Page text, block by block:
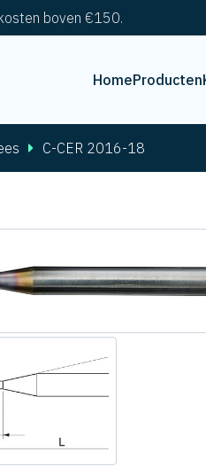
boven €150.
HomeProducten
C-CER 2016-18